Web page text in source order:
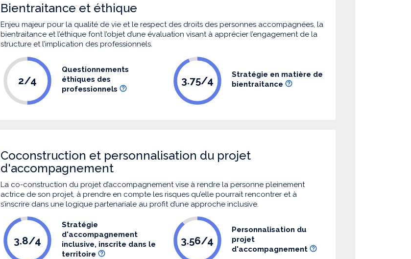
Bientraitance et éthique
Enjeu majeur pour la qualité de vie et le respect des droits des personnes accompagnées, la
bientraitance et l’éthique font l’objet d’une évaluation visant à apprécier l’engagement de la
structure et l’implication des professionnels.
2/4
Questionnements
éthiques des
professionnels
3.75/4
Stratégie en matière de
bientraitance
Coconstruction et personnalisation du projet
d'accompagnement
La co-construction du projet d’accompagnement vise à rendre la personne pleinement
actrice de son projet, à prendre en compte les risques qu’elle pourrait rencontrer et à
s’inscrire dans une logique partenariale au profit d’une approche inclusive.
3.8/4
Stratégie
d'accompagnement
inclusive, inscrite dans le
territoire
3.56/4
Personnalisation du
projet
d'accompagnement